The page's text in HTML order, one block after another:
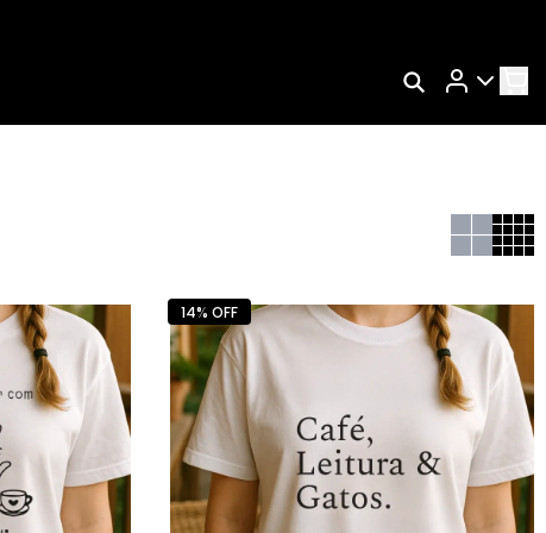
Entrar | Cadastrar
14% OFF